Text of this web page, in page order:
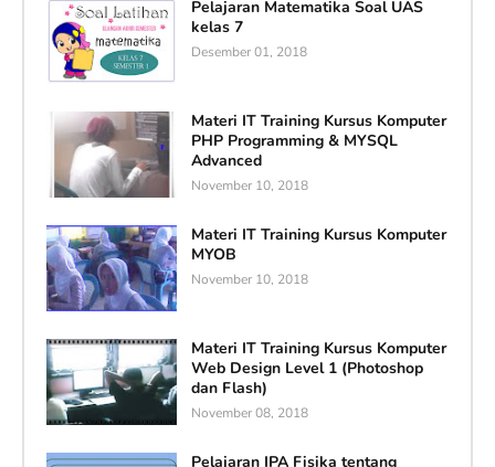
Pelajaran Matematika Soal UAS
kelas 7
Desember 01, 2018
Materi IT Training Kursus Komputer
PHP Programming & MYSQL
Advanced
November 10, 2018
Materi IT Training Kursus Komputer
MYOB
November 10, 2018
Materi IT Training Kursus Komputer
Web Design Level 1 (Photoshop
dan Flash)
November 08, 2018
Pelajaran IPA Fisika tentang